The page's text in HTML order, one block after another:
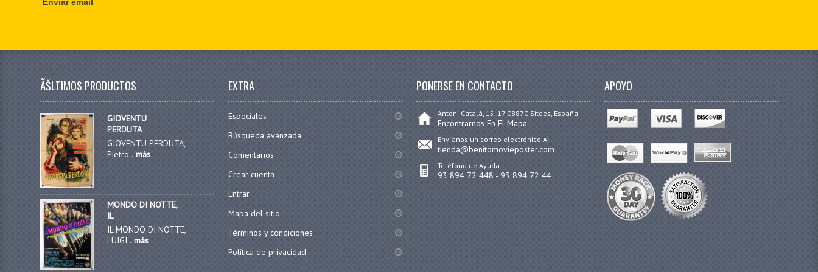
ÃŠLTIMOS PRODUCTOS
GIOVENTU
PERDUTA
GIOVENTU PERDUTA,
Pietro...más
MONDO DI NOTTE,
IL
IL MONDO DI NOTTE,
LUIGI...más
EXTRA
Especiales
Búsqueda avanzada
Comentarios
Crear cuenta
Entrar
Mapa del sitio
Términos y condiciones
Política de privacidad
PONERSE EN CONTACTO
Antoni Catalá, 15, 17 08870 Sitges, España
Encontrarnos En El Mapa
Envíanos un correo electrónico A:
tienda@benitomovieposter.com
Teléfono de Ayuda:
93 894 72 448 - 93 894 72 44
APOYO